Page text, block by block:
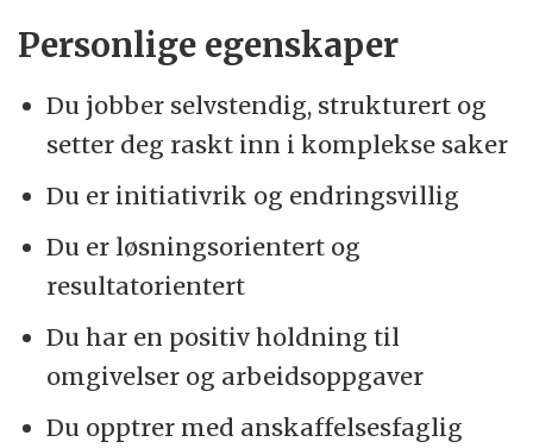
Personlige egenskaper
Du jobber selvstendig, strukturert og
setter deg raskt inn i komplekse saker
Du er initiativrik og endringsvillig
Du er løsningsorientert og
resultatorientert
Du har en positiv holdning til
omgivelser og arbeidsoppgaver
Du opptrer med anskaffelsesfaglig